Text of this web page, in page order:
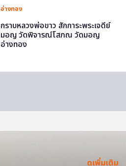
อ่างทอง
กราบหลวงพ่อขาว สักการะพระเจดีย์
มอญ วัดพิจารณ์โสภณ วัดมอญ
อ่างทอง
ดูเพิ่มเติม